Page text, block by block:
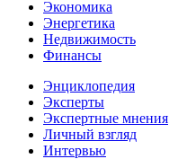
Экономика
Энергетика
Недвижимость
Финансы
Энциклопедия
Эксперты
Экспертные мнения
Личный взгляд
Интервью